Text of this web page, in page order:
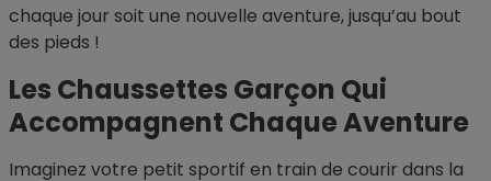
chaque jour soit une nouvelle aventure, jusqu’au bout
des pieds !
Les Chaussettes Garçon Qui
Accompagnent Chaque Aventure
Imaginez votre petit sportif en train de courir dans la